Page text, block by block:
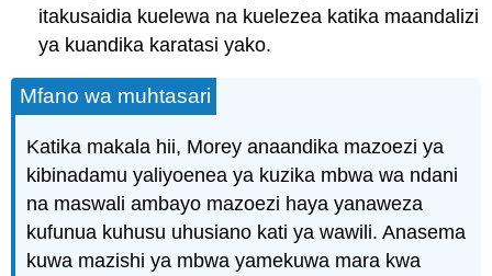
itakusaidia kuelewa na kuelezea katika maandalizi
ya kuandika karatasi yako.
Mfano wa muhtasari
Katika makala hii, Morey anaandika mazoezi ya
kibinadamu yaliyoenea ya kuzika mbwa wa ndani
na maswali ambayo mazoezi haya yanaweza
kufunua kuhusu uhusiano kati ya wawili. Anasema
kuwa mazishi ya mbwa yamekuwa mara kwa